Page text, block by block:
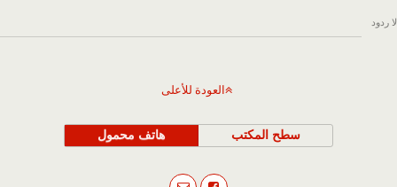
لا ردود
العودة للأعلى
هاتف محمول سطح المكتب